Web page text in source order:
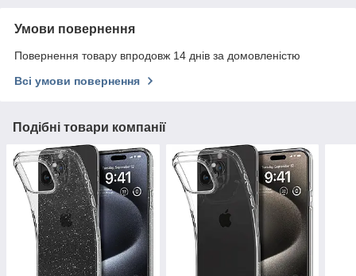
Умови повернення
Повернення товару впродовж 14 днів за домовленістю
Всі умови повернення
Подібні товари компанії